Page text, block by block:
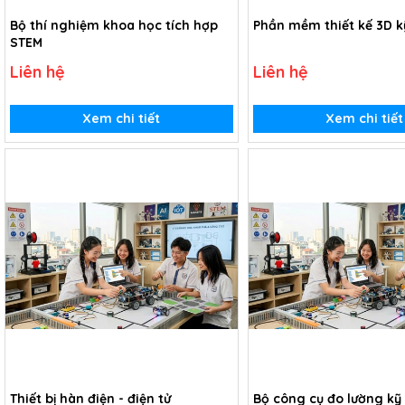
- 02 động cơ DC giảm tốc
- 01 module RFID I2C
- 01 cáp USB Type-C
- 01 Breadboard
- Bộ linh kiện điện tử đi kèm
Bộ thí nghiệm khoa học tích hợp
STEM
Liên hệ
Xem chi tiết
Phần mềm thiết kế 3D
Liên hệ
Xem chi tiết
Thiết bị hàn điện - điện tử Bộ công cụ đo lường